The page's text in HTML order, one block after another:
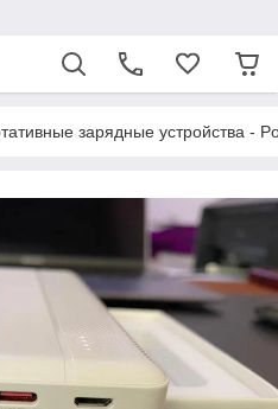
зарядные устройства -